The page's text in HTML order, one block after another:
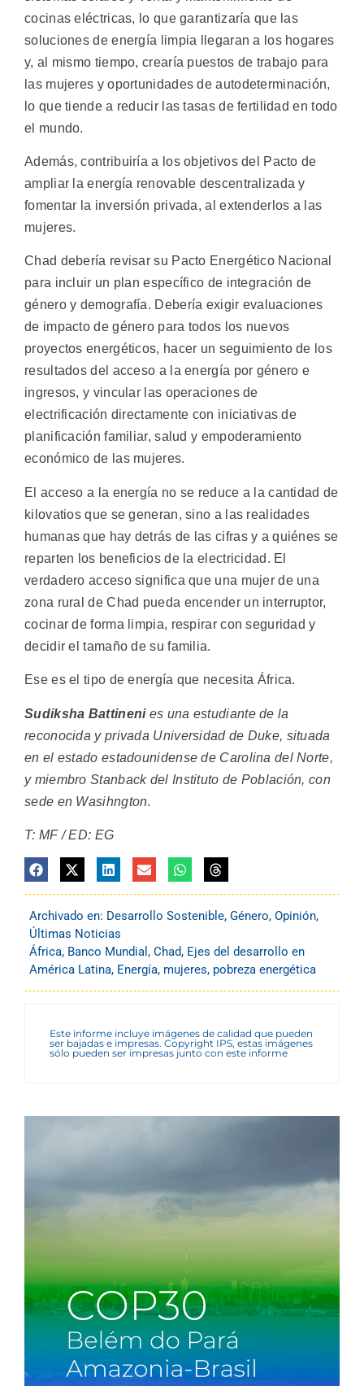
cocinas eléctricas, lo que garantizaría que las
soluciones de energía limpia llegaran a los hogares
y, al mismo tiempo, crearía puestos de trabajo para
las mujeres y oportunidades de autodeterminación,
lo que tiende a reducir las tasas de fertilidad en todo
el mundo.
Además, contribuiría a los objetivos del Pacto de
ampliar la energía renovable descentralizada y
fomentar la inversión privada, al extenderlos a las
mujeres.
Chad debería revisar su Pacto Energético Nacional
para incluir un plan específico de integración de
género y demografía. Debería exigir evaluaciones
de impacto de género para todos los nuevos
proyectos energéticos, hacer un seguimiento de los
resultados del acceso a la energía por género e
ingresos, y vincular las operaciones de
electrificación directamente con iniciativas de
planificación familiar, salud y empoderamiento
económico de las mujeres.
El acceso a la energía no se reduce a la cantidad de
kilovatios que se generan, sino a las realidades
humanas que hay detrás de las cifras y a quiénes se
reparten los beneficios de la electricidad. El
verdadero acceso significa que una mujer de una
zona rural de Chad pueda encender un interruptor,
cocinar de forma limpia, respirar con seguridad y
decidir el tamaño de su familia.
Ese es el tipo de energía que necesita África.
Sudiksha Battinenies una estudiante de la
reconocida y privada Universidad de Duke, situada
en el estado estadounidense de Carolina del Norte,
y miembro Stanback del Instituto de Población, con
sede en Wasihngton.
T: MF / ED: EG
Archivado en: Desarrollo Sostenible, Género, Opinión,
Últimas Noticias
África, Banco Mundial , Chad, Ejes del desarrollo en
América Latina, Energía, mujeres, pobreza energética
Este informe incluye imágenes de calidad que pueden
ser bajadas e impresas. Copyright IPS, estas imágenes
sólo pueden ser impresas junto con este informe